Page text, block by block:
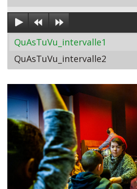
QuAsTuVu_intervalle1
QuAsTuVu_intervalle2